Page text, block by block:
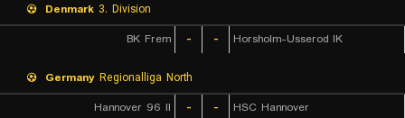
Denmark 3. Division
BK Frem
- - Horsholm-Usserod IK
Germany Regionalliga North
Hannover 96 II
- -
HSC Hannover